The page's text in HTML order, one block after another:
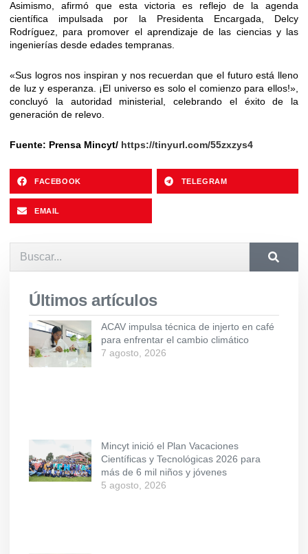
Asimismo, afirmó que esta victoria es reflejo de la agenda
científica impulsada por la Presidenta Encargada, Delcy
Rodríguez, para promover el aprendizaje de las ciencias y las
ingenierías desde edades tempranas.
​«Sus logros nos inspiran y nos recuerdan que el futuro está lleno
de luz y esperanza. ¡El universo es solo el comienzo para ellos!»,
concluyó la autoridad ministerial, celebrando el éxito de la
generación de relevo.
​Fuente: Prensa Mincyt/ https://tinyurl.com/55zxzys4
FACEBOOK TELEGRAM
EMAIL
Últimos artículos
ACAV impulsa técnica de injerto en café
para enfrentar el cambio climático
7 agosto, 2026
Mincyt inició el Plan Vacaciones
Científicas y Tecnológicas 2026 para
más de 6 mil niños y jóvenes
5 agosto, 2026